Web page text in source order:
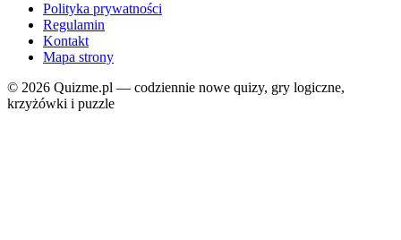
Polityka prywatności
Regulamin
Kontakt
Mapa strony
© 2026 Quizme.pl — codziennie nowe quizy, gry logiczne,
krzyżówki i puzzle